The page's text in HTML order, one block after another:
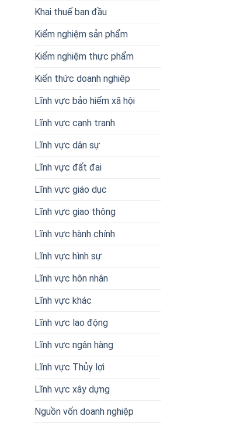
Khai thuế ban đầu
Kiểm nghiệm sản phẩm
Kiểm nghiệm thực phẩm
Kiến thức doanh nghiêp
Lĩnh vực bảo hiểm xã hội
Lĩnh vực cạnh tranh
Lĩnh vực dân sự
Lĩnh vực đất đai
Lĩnh vực giáo dục
Lĩnh vực giao thông
Lĩnh vực hành chính
Lĩnh vực hình sự
Lĩnh vực hôn nhân
Lĩnh vực khác
Lĩnh vực lao động
Lĩnh vực ngân hàng
Lĩnh vực Thủy lợi
Lĩnh vực xây dựng
Nguồn vốn doanh nghiệp